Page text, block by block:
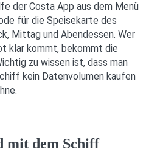
der Costa App aus dem Menü
für die Speisekarte des
Mittag und Abendessen. Wer
klar kommt, bekommt die
zu wissen ist, dass man
kein Datenvolumen kaufen
mit dem Schiff